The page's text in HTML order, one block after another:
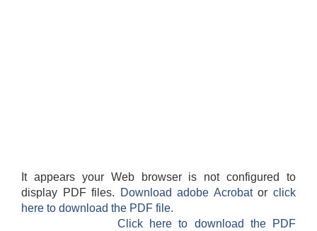
It appears your Web browser is not configured to
display PDF files.
Download adobe Acrobatorclick
here to download the PDF file.
Click here to download the PDF